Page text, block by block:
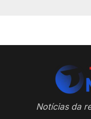
Notícias da